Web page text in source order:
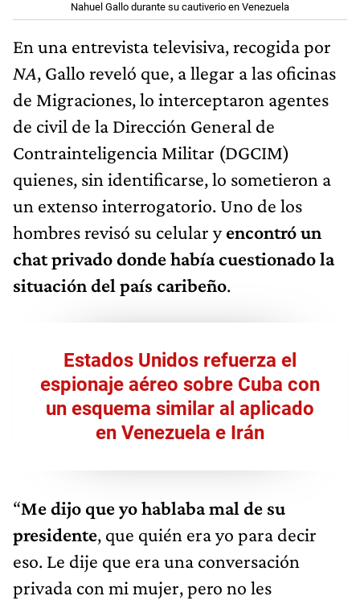
Nahuel Gallo durante su cautiverio en Venezuela
En una entrevista televisiva, recogida por
NA, Gallo reveló que, a llegar a las oficinas
de Migraciones, lo interceptaron agentes
de civil de la Dirección General de
Contrainteligencia Militar (DGCIM)
quienes, sin identificarse, lo sometieron a
un extenso interrogatorio. Uno de los
hombres revisó su celular yencontró un
chat privado donde había cuestionado la
situación del país caribeño.
Estados Unidos refuerza el
espionaje aéreo sobre Cuba con
un esquema similar al aplicado
en Venezuela e Irán
“Me dijo que yo hablaba mal de su
presidente, que quién era yo para decir
eso. Le dije que era una conversación
privada con mi mujer, pero no les